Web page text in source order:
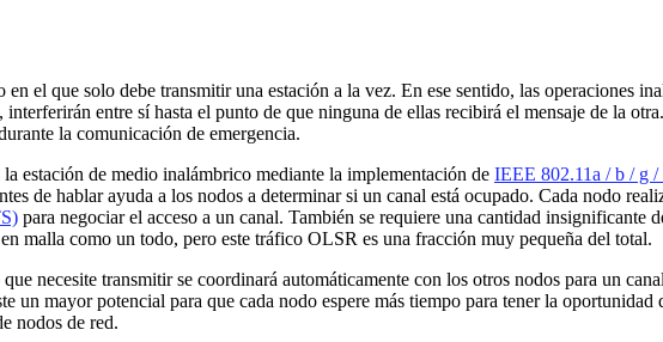
el que solo debe transmitir una estación a la vez. En ese sentido, las operaciones
entre sí hasta el punto de que ninguna de ellas recibirá el mensaje de la
la comunicación de emergencia.
estación de medio inalámbrico mediante la implementación de IEEE 802.11a / b / g /
de hablar ayuda a los nodos a determinar si un canal está ocupado. Cada nodo
para negociar el acceso a un canal. También se requiere una cantidad insignificante
malla como un todo, pero este tráfico OLSR es una fracción muy pequeña del total.
necesite transmitir se coordinará automáticamente con los otros nodos para un
un mayor potencial para que cada nodo espere más tiempo para tener la
nodos de red.